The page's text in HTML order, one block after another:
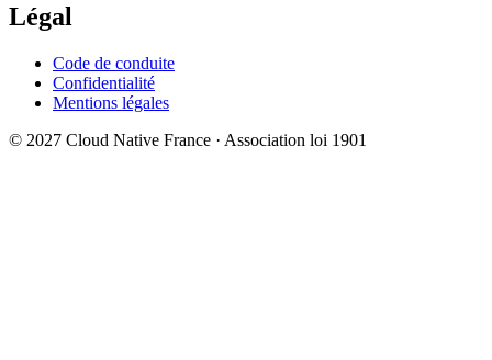
Légal
Code de conduite
Confidentialité
Mentions légales
© 2027 Cloud Native France · Association loi 1901